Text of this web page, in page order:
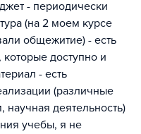
- периодически
(на 2 моем курсе
общежитие) - есть
доступно и
- есть
(различные
деятельность)
учебы, я не